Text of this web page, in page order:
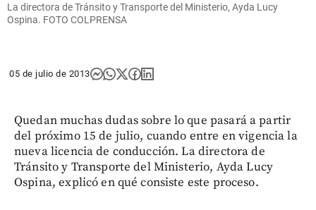
La directora de Tránsito y Transporte del Ministerio, Ayda Lucy
Ospina. FOTO COLPRENSA
05 de julio de 2013
Quedan muchas dudas sobre lo que pasará a partir
del próximo 15 de julio, cuando entre en vigencia la
nueva licencia de conducción. La directora de
Tránsito y Transporte del Ministerio, Ayda Lucy
Ospina, explicó en qué consiste este proceso.